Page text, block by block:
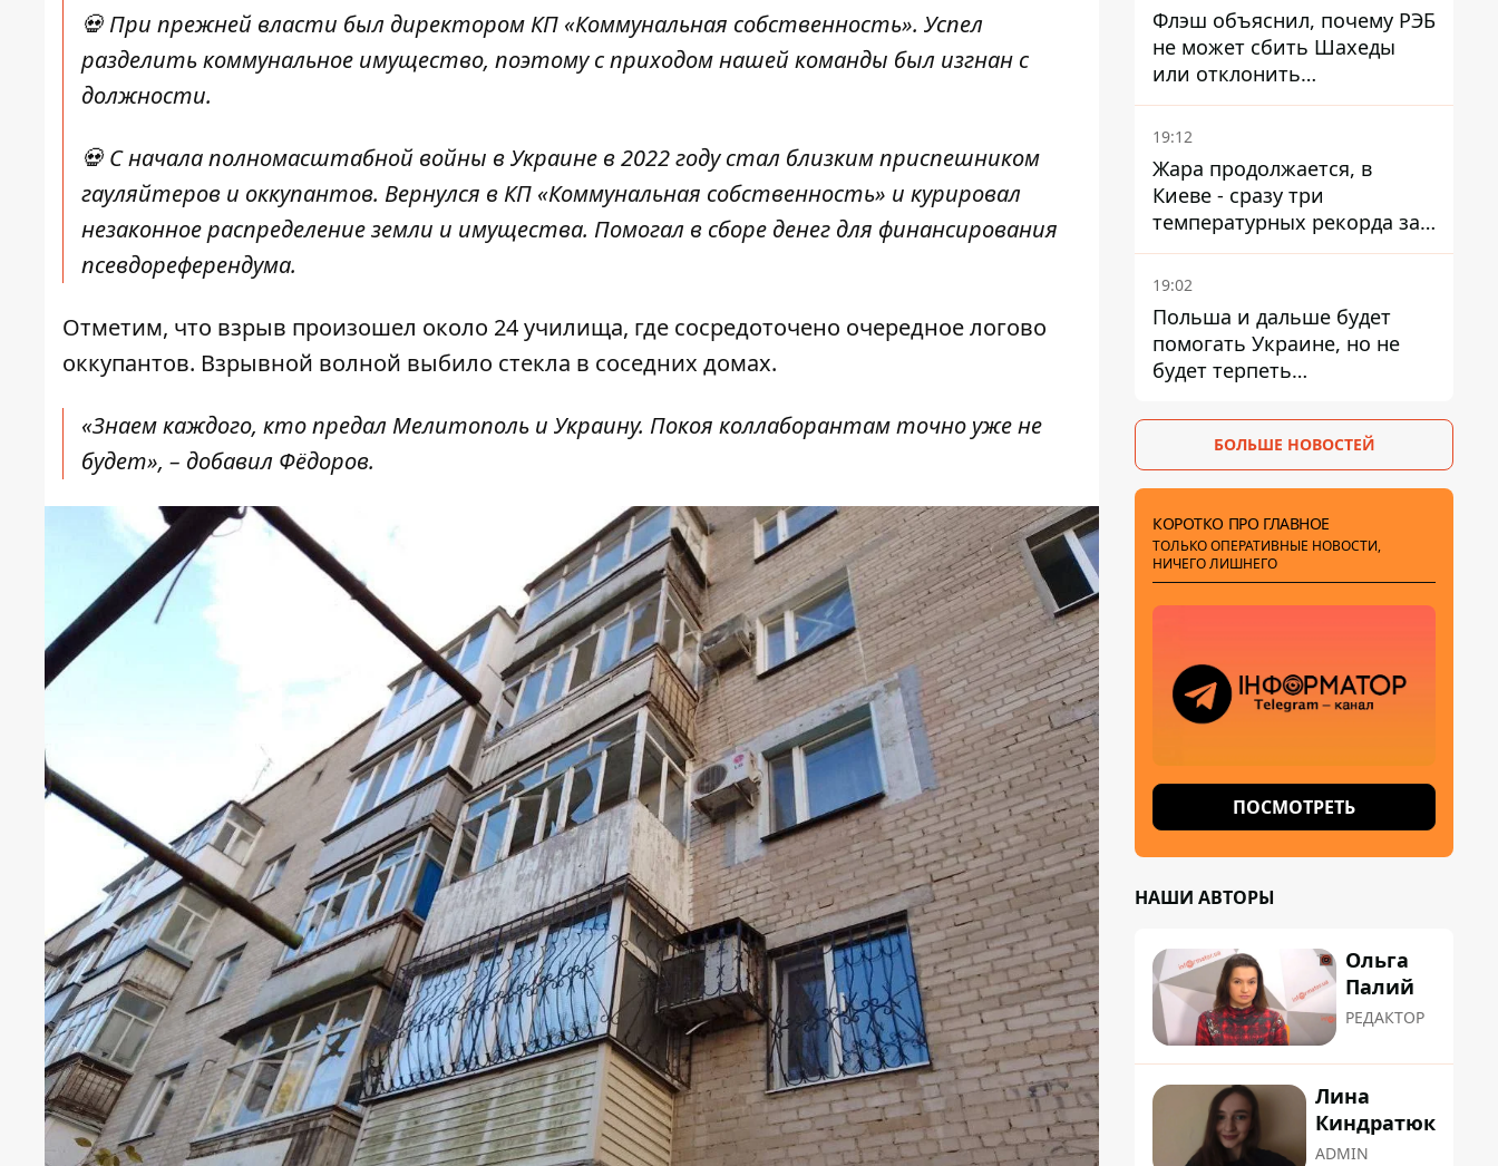
💀 При прежней власти был директором КП «Коммунальная собственность». Успел
разделить коммунальное имущество, поэтому с приходом нашей команды был изгнан с
должности.
💀 С начала полномасштабной войны в Украине в 2022 году стал близким приспешником
гауляйтеров и оккупантов. Вернулся в КП «Коммунальная собственность» и курировал
незаконное распределение земли и имущества. Помогал в сборе денег для финансирования
псевдореферендума.
Отметим, что взрыв произошел около 24 училища, где сосредоточено очередное логово
оккупантов. Взрывной волной выбило стекла в соседних домах.
«Знаем каждого, кто предал Мелитополь и Украину. Покоя коллаборантам точно уже не
будет», – добавил Фёдоров.
Флэш объяснил, почему РЭБ
не может сбить Шахеды
или отклонить
баллистические ракеты
19:12
Жара продолжается, в
Киеве - сразу три
температурных рекорда за
день
19:02
Польша и дальше будет
помогать Украине, но не
будет терпеть
Навроцкий
БОЛЬШЕ НОВОСТЕЙ
КОРОТКО ПРО ГЛАВНОЕ
ТОЛЬКО ОПЕРАТИВНЫЕ НОВОСТИ,
НИЧЕГО ЛИШНЕГО
ПОСМОТРЕТЬ
НАШИ АВТОРЫ
Ольга
Палий
РЕДАКТОР
Лина
Киндратюк
ADMIN